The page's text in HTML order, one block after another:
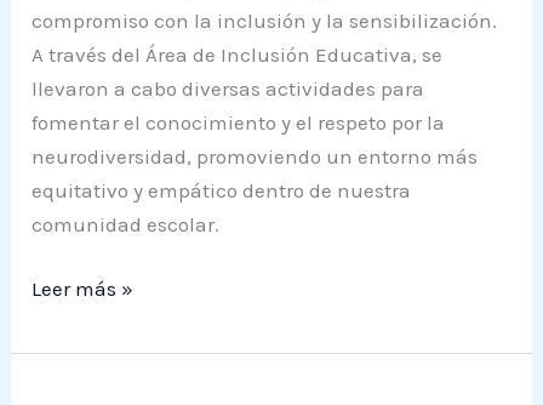
compromiso con la inclusión y la sensibilización.
A través del Área de Inclusión Educativa, se
llevaron a cabo diversas actividades para
fomentar el conocimiento y el respeto por la
neurodiversidad, promoviendo un entorno más
equitativo y empático dentro de nuestra
comunidad escolar.
Leer más »